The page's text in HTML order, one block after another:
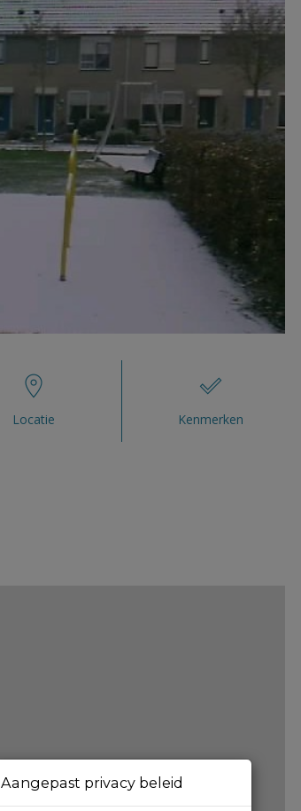
Locatie Kenmerken
Aangepast privacy beleid